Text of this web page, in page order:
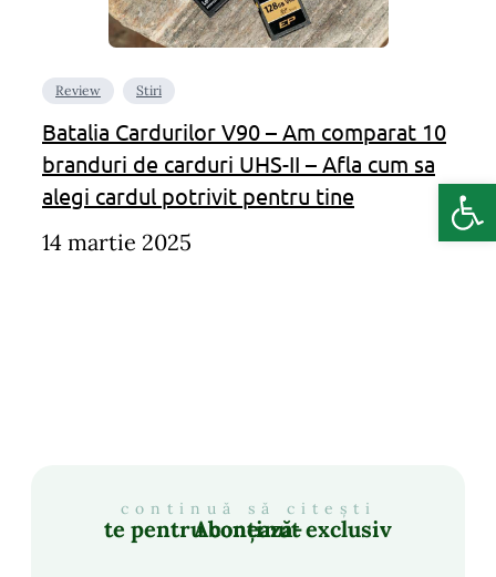
Review Stiri
Batalia Cardurilor V90 – Am comparat 10
branduri de carduri UHS-II – Afla cum sa
alegi cardul potrivit pentru tine
14 martie 2025
continuă să citești
Abonează-te pentru conținut exclusiv